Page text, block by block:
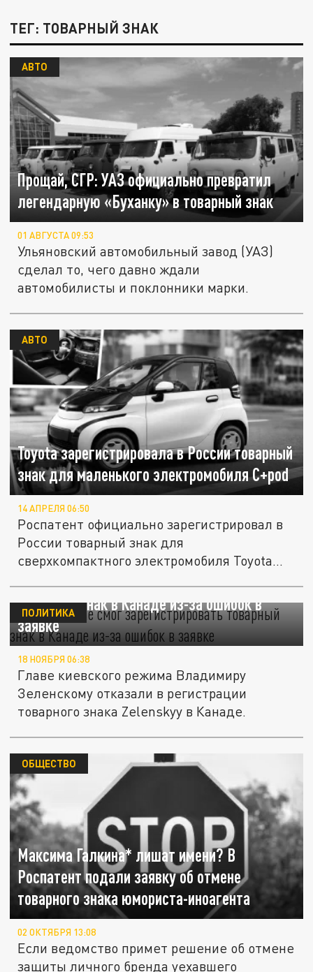
ТЕГ: ТОВАРНЫЙ ЗНАК
Прощай, СГР: УАЗ официально превратил
легендарную «Буханку» в товарный знак
АВТО
01 АВГУСТА 09:53
Ульяновский автомобильный завод (УАЗ)
сделал то, чего давно ждали
автомобилисты и поклонники марки.
Toyota зарегистрировала в России товарный
знак для маленького электромобиля C+pod
АВТО
14 АПРЕЛЯ 06:50
Роспатент официально зарегистрировал в
России товарный знак для
сверхкомпактного электромобиля Toyota
Зеленский не смог зарегистрировать
товарный знак в Канаде из-за ошибок в
заявке
ПОЛИТИКА
18 НОЯБРЯ 06:38
Главе киевского режима Владимиру
Зеленскому отказали в регистрации
товарного знака Zelenskyy в Канаде.
Максима Галкина* лишат имени? В
Роспатент подали заявку об отмене
товарного знака юмориста-иноагента
ОБЩЕСТВО
02 ОКТЯБРЯ 13:08
Если ведомство примет решение об отмене
защиты личного бренда уехавшего